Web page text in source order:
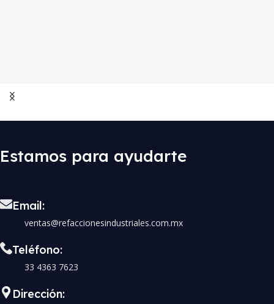
Estamos para ayudarte
Email:
ventas@refaccionesindustriales.com.mx
Teléfono:
33 4363 7623
Dirección: